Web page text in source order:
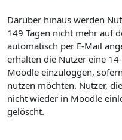
Darüber hinaus werden
149 Tagen nicht mehr auf
automatisch per E-Mail
erhalten die Nutzer eine
Moodle einzuloggen,
nutzen möchten. Nutzer,
nicht wieder in Moodle
gelöscht.